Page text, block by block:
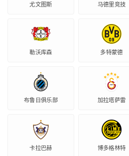
尤文图斯 马德里竞技
勒沃库森 多特蒙德
布鲁日俱乐部 加拉塔萨雷
卡拉巴赫 博多格林特